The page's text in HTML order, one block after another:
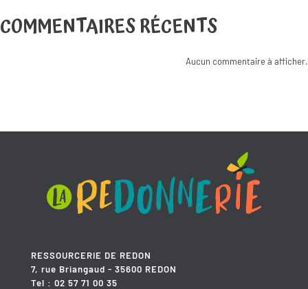
COMMENTAIRES RÉCENTS
Aucun commentaire à afficher.
RESSOURCERIE DE REDON
7, rue Briangaud - 35600 REDON
Tel : 02 57 71 00 35